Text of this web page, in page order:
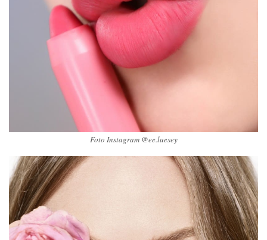
Foto Instagram @ee.luesey